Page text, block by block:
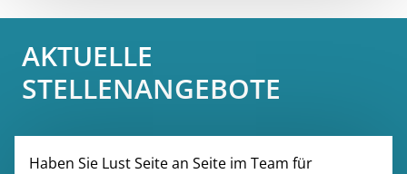
AKTUELLE
STELLENANGEBOTE
Haben Sie Lust Seite an Seite im Team für